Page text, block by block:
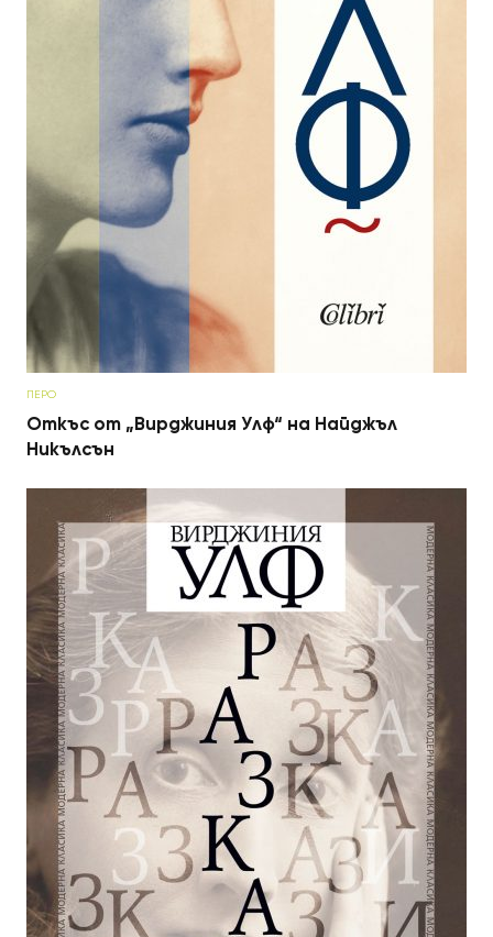
ПЕРО
Откъс от „Вирджиния Улф“ на Найджъл
Никълсън